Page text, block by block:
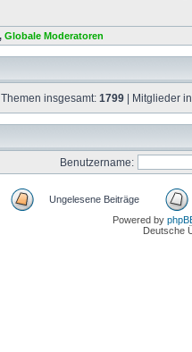
, Globale Moderatoren
Themen insgesamt: 1799 | Mitglieder
Benutzername:
Ungelesene Beiträge
Powered by
Deutsche